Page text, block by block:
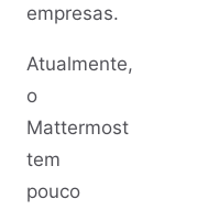
empresas.
Atualmente,
o
Mattermost
tem
pouco